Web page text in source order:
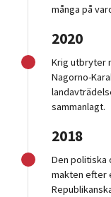
många på
2020
Krig utbryter
Nagorno-
sammanlagt.
2018
Den politiska
makten efter